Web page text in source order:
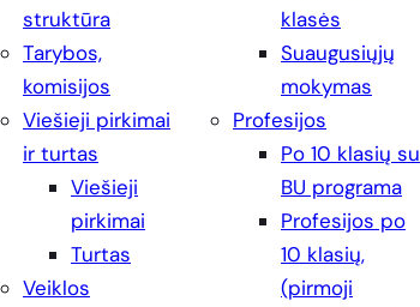
struktūra
Tarybos,
komisijos
Viešieji pirkimai
ir turtas
Viešieji
pirkimai
Turtas
Veiklos
klasės
Suaugusiųjų
mokymas
Profesijos
Po 10 klasių su
BU programa
Profesijos po
10 klasių,
(pirmoji